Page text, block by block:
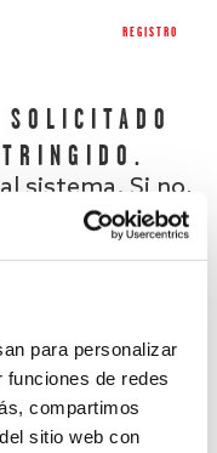
para personalizar
de redes
compartimos
sitio web con
REGISTRO
sistema. Si no,